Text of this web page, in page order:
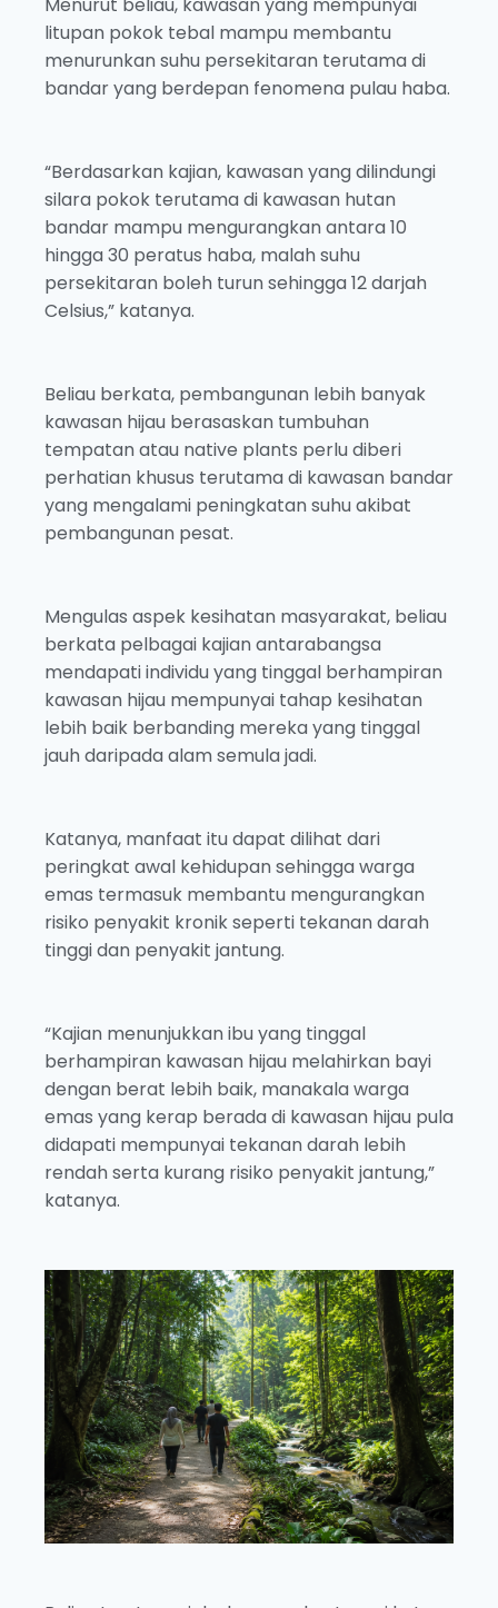
Menurut beliau, kawasan yang mempunyai
litupan pokok tebal mampu membantu
menurunkan suhu persekitaran terutama di
bandar yang berdepan fenomena pulau haba.
“Berdasarkan kajian, kawasan yang dilindungi
silara pokok terutama di kawasan hutan
bandar mampu mengurangkan antara 10
hingga 30 peratus haba, malah suhu
persekitaran boleh turun sehingga 12 darjah
Celsius,” katanya.
Beliau berkata, pembangunan lebih banyak
kawasan hijau berasaskan tumbuhan
tempatan atau native plants perlu diberi
perhatian khusus terutama di kawasan bandar
yang mengalami peningkatan suhu akibat
pembangunan pesat.
Mengulas aspek kesihatan masyarakat, beliau
berkata pelbagai kajian antarabangsa
mendapati individu yang tinggal berhampiran
kawasan hijau mempunyai tahap kesihatan
lebih baik berbanding mereka yang tinggal
jauh daripada alam semula jadi.
Katanya, manfaat itu dapat dilihat dari
peringkat awal kehidupan sehingga warga
emas termasuk membantu mengurangkan
risiko penyakit kronik seperti tekanan darah
tinggi dan penyakit jantung.
“Kajian menunjukkan ibu yang tinggal
berhampiran kawasan hijau melahirkan bayi
dengan berat lebih baik, manakala warga
emas yang kerap berada di kawasan hijau pula
didapati mempunyai tekanan darah lebih
rendah serta kurang risiko penyakit jantung,”
katanya.